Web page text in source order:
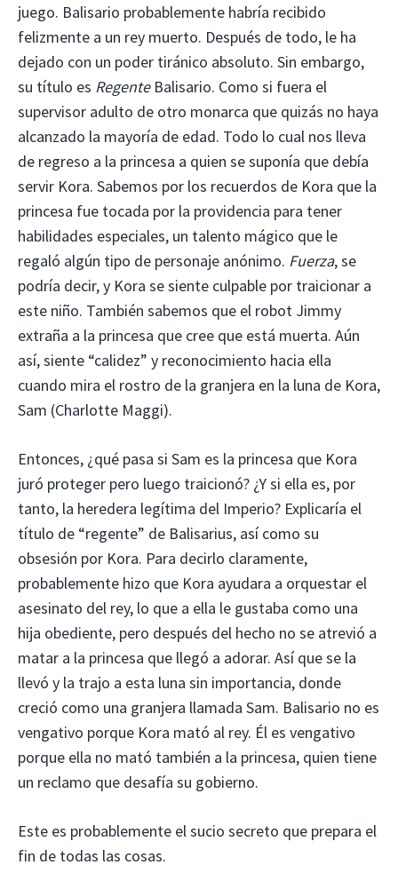
juego. Balisario probablemente habría recibido
felizmente a un rey muerto. Después de todo, le ha
dejado con un poder tiránico absoluto. Sin embargo,
su título es Regente Balisario. Como si fuera el
supervisor adulto de otro monarca que quizás no haya
alcanzado la mayoría de edad. Todo lo cual nos lleva
de regreso a la princesa a quien se suponía que debía
servir Kora. Sabemos por los recuerdos de Kora que la
princesa fue tocada por la providencia para tener
habilidades especiales, un talento mágico que le
regaló algún tipo de personaje anónimo. Fuerza, se
podría decir, y Kora se siente culpable por traicionar a
este niño. También sabemos que el robot Jimmy
extraña a la princesa que cree que está muerta. Aún
así, siente “calidez” y reconocimiento hacia ella
cuando mira el rostro de la granjera en la luna de Kora,
Sam (Charlotte Maggi).
Entonces, ¿qué pasa si Sam es la princesa que Kora
juró proteger pero luego traicionó? ¿Y si ella es, por
tanto, la heredera legítima del Imperio? Explicaría el
título de “regente” de Balisarius, así como su
obsesión por Kora. Para decirlo claramente,
probablemente hizo que Kora ayudara a orquestar el
asesinato del rey, lo que a ella le gustaba como una
hija obediente, pero después del hecho no se atrevió a
matar a la princesa que llegó a adorar. Así que se la
llevó y la trajo a esta luna sin importancia, donde
creció como una granjera llamada Sam. Balisario no es
vengativo porque Kora mató al rey. Él es vengativo
porque ella no mató también a la princesa, quien tiene
un reclamo que desafía su gobierno.
Este es probablemente el sucio secreto que prepara el
fin de todas las cosas.